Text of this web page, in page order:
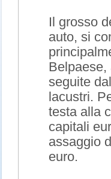
Il grosso
auto, si
Belpaese,
seguite
lacustri.
testa alla
capitali
assaggio
euro.